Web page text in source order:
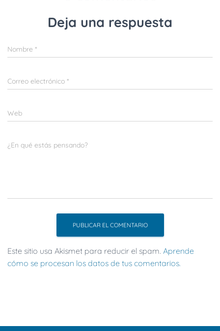
Deja una respuesta
Nombre *
Correo electrónico *
Web
¿En qué estás pensando?
Este sitio usa Akismet para reducir el spam. Aprende
cómo se procesan los datos de tus comentarios.